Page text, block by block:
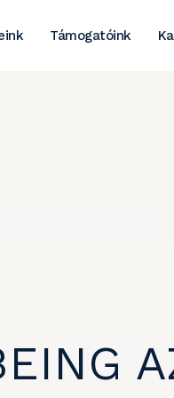
Támogatóink